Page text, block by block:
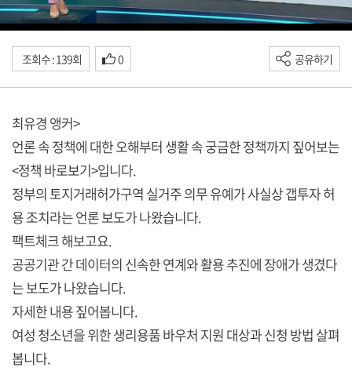
조회수 : 139회 0 공유하기
최유경 앵커>
언론 속 정책에 대한 오해부터 생활 속 궁금한 정책까지 짚어보는
<정책 바로보기>입니다.
정부의 토지거래허가구역 실거주 의무 유예가 사실상 갭투자 허
용 조치라는 언론 보도가 나왔습니다.
팩트체크 해보고요.
공공기관 간 데이터의 신속한 연계와 활용 추진에 장애가 생겼다
는 보도가 나왔습니다.
자세한 내용 짚어봅니다.
여성 청소년을 위한 생리용품 바우처 지원 대상과 신청 방법 살펴
봅니다.